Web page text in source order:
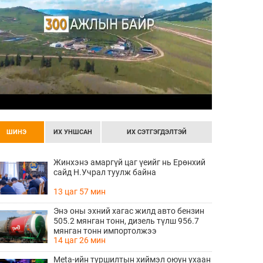
ШИНЭ ИХ УНШСАН ИХ СЭТГЭГДЭЛТЭЙ
Жинхэнэ амаргүй цаг үеийг нь Ерөнхий
сайд Н.Учрал туулж байна
13 цаг 57 мин
Энэ оны эхний хагас жилд авто бензин
505.2 мянган тонн, дизель түлш 956.7
мянган тонн импортолжээ
14 цаг 26 мин
Meta-ийн туршилтын хиймэл оюун ухаан